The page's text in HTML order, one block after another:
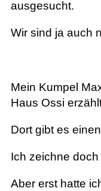
ausgesucht.
Wir sind ja auch
Mein Kumpel
Haus Ossi
Dort gibt es
Ich zeichne doch
Aber erst hatte